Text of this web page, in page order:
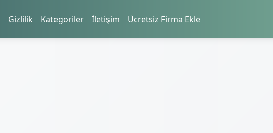
Gizlilik Kategoriler İletişim Ücretsiz Firma Ekle